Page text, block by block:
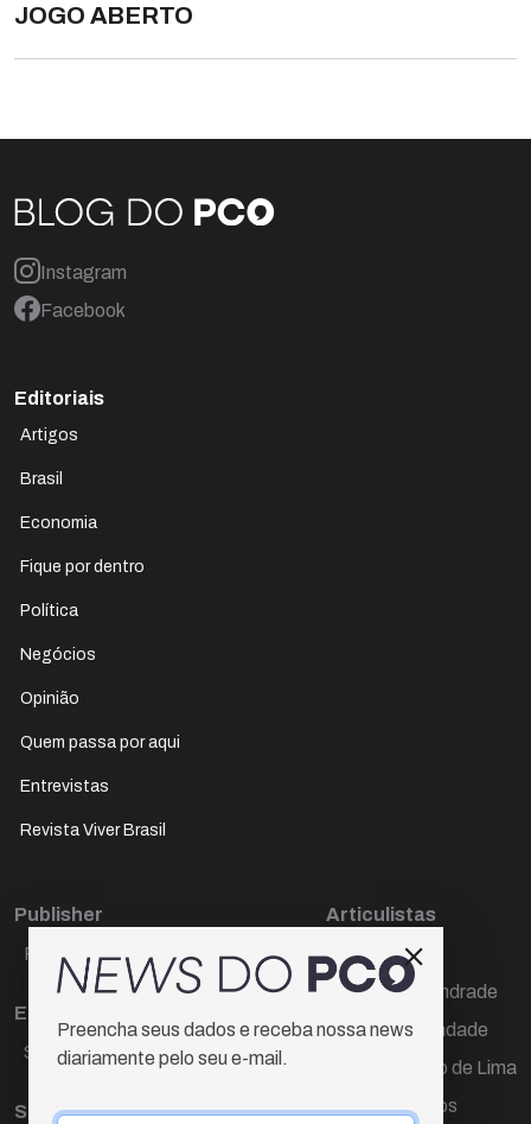
JOGO ABERTO
Instagram
Facebook
Editoriais
Artigos
Brasil
Economia
Fique por dentro
Política
Negócios
Opinião
Quem passa por aqui
Entrevistas
Revista Viver Brasil
Publisher
Paulo Cesar de Oliveira
Editora Chefe
Sueli Cotta
Sub-editora
Articulistas
Décio Freire
Dr Marcos Andrade
Hamilton Trindade
Igor Carvalho de Lima
Mario Campos
Preencha seus dados e receba nossa news
diariamente pelo seu e-mail.